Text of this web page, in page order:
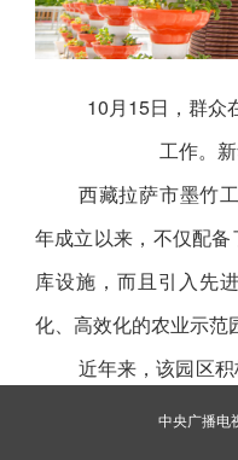
10月15日，群众
工作。
西藏拉萨市墨竹
年成立以来，不仅配
库设施，而且引入先
化、高效化的农业示范
近年来，该园区
内打造鱼菜共生、太
中央广播电